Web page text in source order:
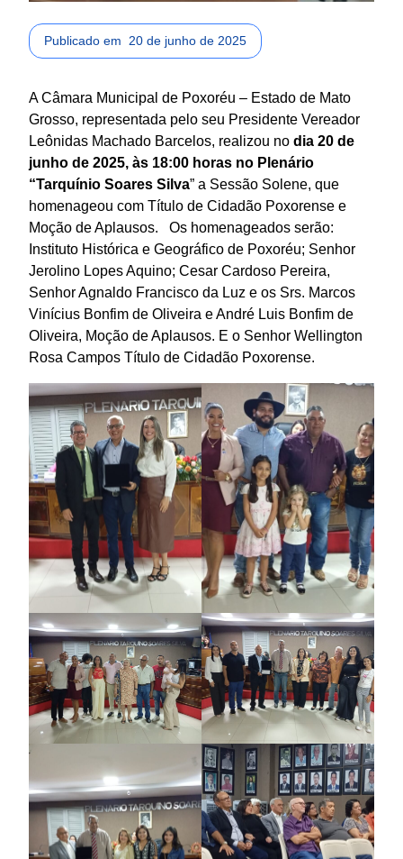
Publicado em 20 de junho de 2025
A Câmara Municipal de Poxoréu – Estado de Mato
Grosso, representada pelo seu Presidente Vereador
Leônidas Machado Barcelos, realizou no dia 20 de
junho de 2025, às 18:00 horas no Plenário
“Tarquínio Soares Silva” a Sessão Solene, que
homenageou com Título de Cidadão Poxorense e
Moção de Aplausos. Os homenageados serão:
Instituto Histórica e Geográfico de Poxoréu; Senhor
Jerolino Lopes Aquino; Cesar Cardoso Pereira,
Senhor Agnaldo Francisco da Luz e os Srs. Marcos
Vinícius Bonfim de Oliveira e André Luis Bonfim de
Oliveira, Moção de Aplausos. E o Senhor Wellington
Rosa Campos Título de Cidadão Poxorense.